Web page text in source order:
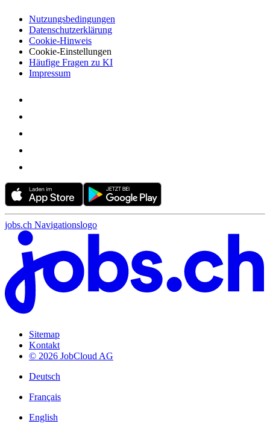
Nutzungsbedingungen
Datenschutzerklärung
Cookie-Hinweis
Cookie-Einstellungen
Häufige Fragen zu KI
Impressum
jobs.ch Navigationslogo
Sitemap
Kontakt
© 2026 JobCloud AG
Deutsch
Français
English